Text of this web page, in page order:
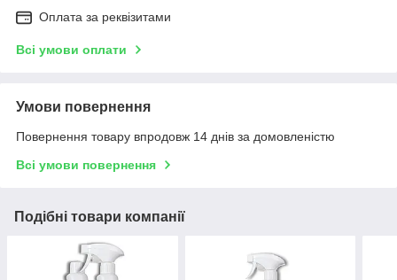
Оплата за реквізитами
Всі умови оплати
Умови повернення
Повернення товару впродовж 14 днів за домовленістю
Всі умови повернення
Подібні товари компанії